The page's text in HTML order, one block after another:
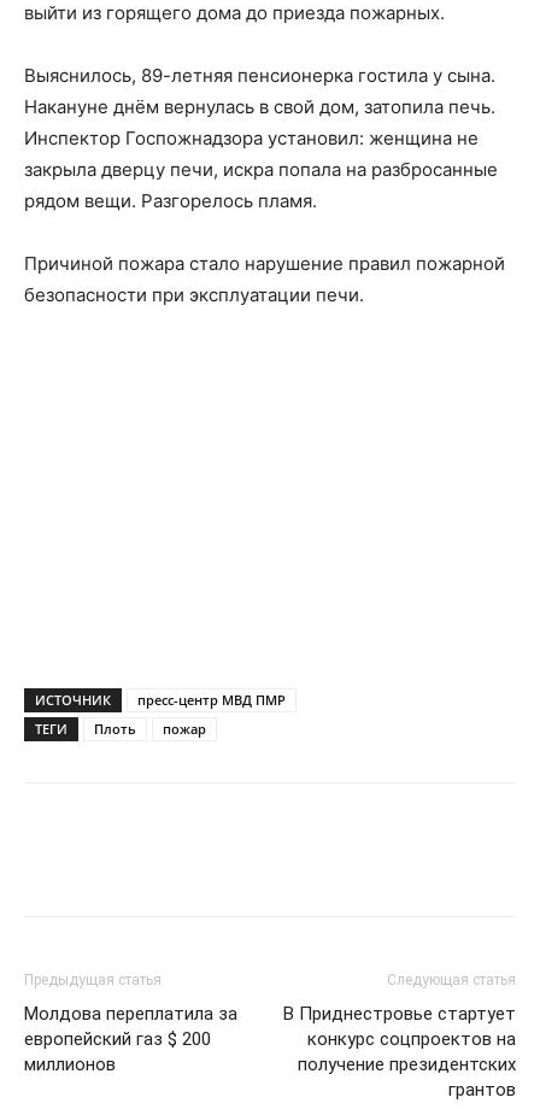
выйти из горящего дома до приезда пожарных.
Выяснилось, 89-летняя пенсионерка гостила у сына.
Накануне днём вернулась в свой дом, затопила печь.
Инспектор Госпожнадзора установил: женщина не
закрыла дверцу печи, искра попала на разбросанные
рядом вещи. Разгорелось пламя.
Причиной пожара стало нарушение правил пожарной
безопасности при эксплуатации печи.
ИСТОЧНИК
пресс-центр МВД ПМР
ТЕГИ
Плоть пожар
Предыдущая статья
Молдова переплатила за
европейский газ $ 200
миллионов
Следующая статья
В Приднестровье стартует
конкурс соцпроектов на
получение президентских
грантов